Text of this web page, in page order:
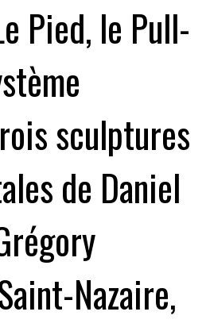
Pied, le Pull-
sculptures
de Daniel
Nazaire,